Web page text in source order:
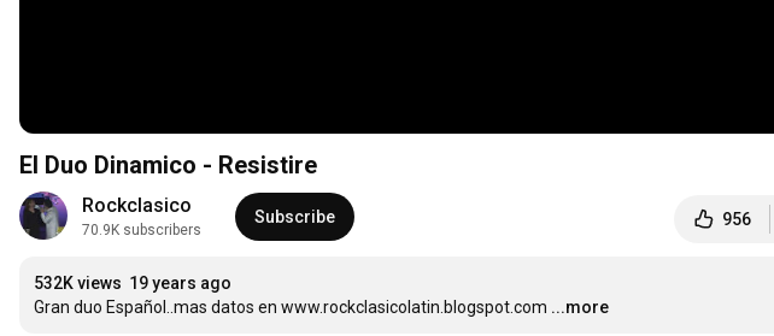
El Duo Dinamico - Resistire
Rockclasico
70.9K subscribers
Subscribe 956
532K views 19 years ago
Gran duo Español..mas datos en www.rockclasicolatin.blogspot.com ...more